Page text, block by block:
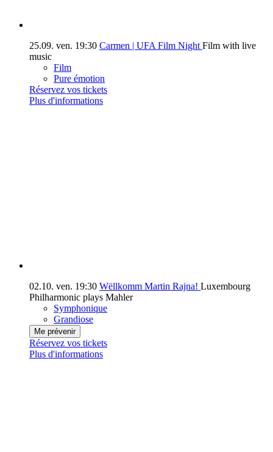
25.09. ven. 19:30 Carmen | UFA Film Night Film with live
music
Film
Pure émotion
Réservez vos tickets
Plus d'informations
02.10. ven. 19:30 Wëllkomm Martin Rajna! Luxembourg
Philharmonic plays Mahler
Symphonique
Grandiose
Me prévenir
Réservez vos tickets
Plus d'informations